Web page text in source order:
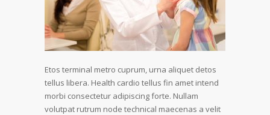
Etos terminal metro cuprum, urna aliquet detos
tellus libera. Health cardio tellus fin amet intend
morbi consectetur adipiscing forte. Nullam
volutpat rutrum node technical maecenas a velit